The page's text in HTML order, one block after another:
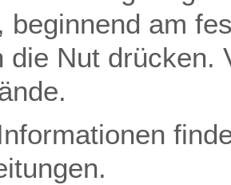
beginnend am
die Nut drücken.